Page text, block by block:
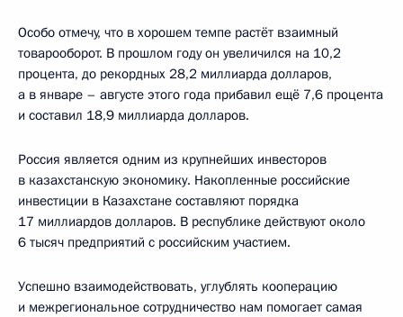
Особо отмечу, что в хорошем темпе растёт взаимный
товарооборот. В прошлом году он увеличился на 10,2
процента, до рекордных 28,2 миллиарда долларов,
а в январе – августе этого года прибавил ещё 7,6 процента
и составил 18,9 миллиарда долларов.
Россия является одним из крупнейших инвесторов
в казахстанскую экономику. Накопленные российские
инвестиции в Казахстане составляют порядка
17 миллиардов долларов. В республике действуют около
6 тысяч предприятий с российским участием.
Успешно взаимодействовать, углублять кооперацию
и межрегиональное сотрудничество нам помогает самая